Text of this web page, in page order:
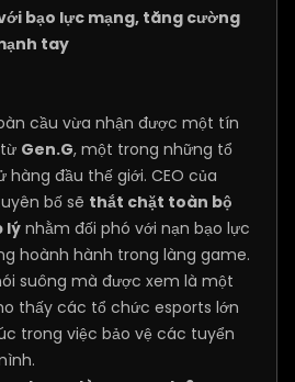
bạo lực mạng, tăng cường
tay
cầu vừa nhận được một tín
Gen.G, một trong những tổ
đầu thế giới. CEO của
bố sẽ thắt chặt toàn bộ
lý nhằm đối phó với nạn bạo lực
hoành hành trong làng game.
suông mà được xem là một
thấy các tổ chức esports lớn
trong việc bảo vệ các tuyển